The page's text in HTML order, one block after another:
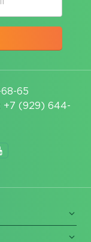
65
+7 (929) 644-